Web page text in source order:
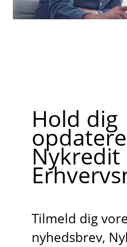
Hold dig
Nykredit
Tilmeld dig
nyhedsbrev,